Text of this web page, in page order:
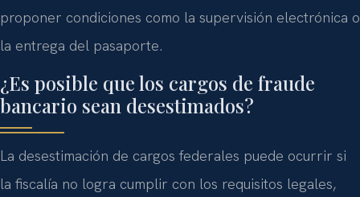
proponer condiciones como la supervisión electrónica o
la entrega del pasaporte.
¿Es posible que los cargos de fraude
bancario sean desestimados?
La desestimación de cargos federales puede ocurrir si
la fiscalía no logra cumplir con los requisitos legales,